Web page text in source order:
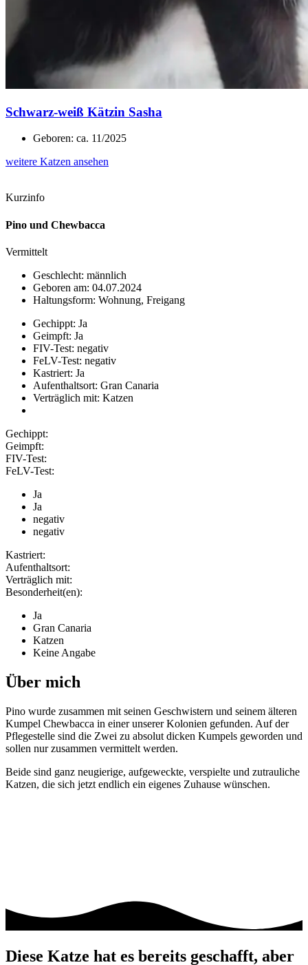
Schwarz-weiß Kätzin Sasha
Geboren: ca. 11/2025
weitere Katzen ansehen
Kurzinfo
Pino und Chewbacca
Vermittelt
Geschlecht: männlich
Geboren am: 04.07.2024
Haltungsform: Wohnung, Freigang
Gechippt: Ja
Geimpft: Ja
FIV-Test: negativ
FeLV-Test: negativ
Kastriert: Ja
Aufenthaltsort: Gran Canaria
Verträglich mit: Katzen
Gechippt:
Geimpft:
FIV-Test:
FeLV-Test:
Ja
Ja
negativ
negativ
Kastriert:
Aufenthaltsort:
Verträglich mit:
Besonderheit(en):
Ja
Gran Canaria
Katzen
Keine Angabe
Über mich
Pino wurde zusammen mit seinen Geschwistern und seinem älteren
Kumpel Chewbacca in einer unserer Kolonien gefunden. Auf der
Pflegestelle sind die Zwei zu absolut dicken Kumpels geworden und
sollen nur zusammen vermittelt werden.
Beide sind ganz neugierige, aufgeweckte, verspielte und zutrauliche
Katzen, die sich jetzt endlich ein eigenes Zuhause wünschen.
Diese Katze hat es bereits geschafft, aber